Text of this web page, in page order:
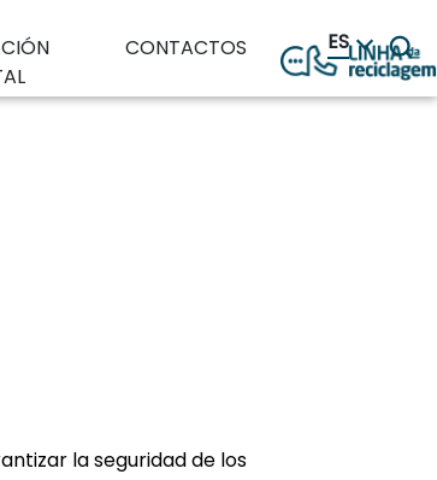
CONTACTOS ES
la seguridad de los